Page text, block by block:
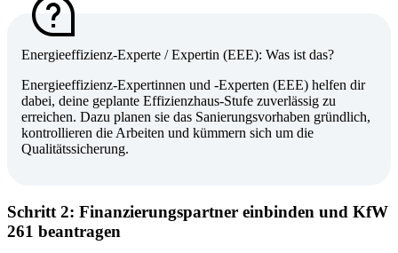
Energie­effizienz-Experte / Expertin (EEE): Was ist das?
Energieeffizienz-Expertinnen und -Experten (EEE) helfen dir
dabei, deine geplante Effizienzhaus-Stufe zuverlässig zu
erreichen. Dazu planen sie das Sanierungsvorhaben gründlich,
kontrollieren die Arbeiten und kümmern sich um die
Qualitätssicherung.
Schritt 2: Finanzierungspartner einbinden und KfW
261 beantragen